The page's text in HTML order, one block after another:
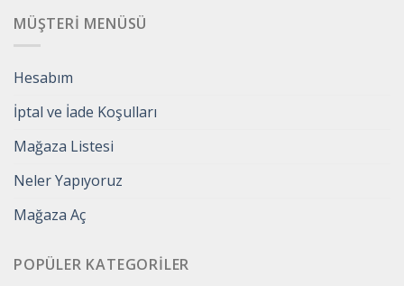
MÜŞTERI MENÜSÜ
Hesabım
İptal ve İade Koşulları
Mağaza Listesi
Neler Yapıyoruz
Mağaza Aç
POPÜLER KATEGORILER